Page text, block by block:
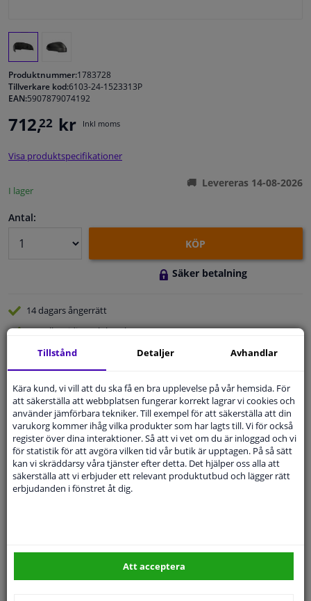
Fönster & Tillbehör
Bilvård & Tillbehör
Sensorer & Elsystem
Produktnummer:1783728
Tillverkare kod:6103-24-1523313P
EAN:5907879074192
712,22 kr Inkl moms
Visa produktspecifikationer
I lager
Levereras 14-08-2026
Antal:
KÖP
Säker betalning
14 dagarsångerrätt
Beställsmidigt och betala tryggt
Leverans inom 4 dagar
ExpertKundservice
Kundservice:Inte Tillgänglig Via Telefon
Ställ din fråga hos våra produktspecialister.
Frågor Och Svar
SÖK
Tillstånd Detaljer Avhandlar
Kära kund, vi vill att du ska få en bra upplevelse på vår hemsida. För
att säkerställa att webbplatsen fungerar korrekt lagrar vi cookies och
använder jämförbara tekniker. Till exempel för att säkerställa att din
varukorg kommer ihåg vilka produkter som har lagts till. Vi för också
register över dina interaktioner. Så att vi vet om du är inloggad och vi
för statistik för att avgöra vilken tid vår butik är upptagen. På så sätt
kan vi skräddarsy våra tjänster efter detta. Det hjälper oss alla att
säkerställa att vi erbjuder ett relevant produktutbud och lägger rätt
erbjudanden i fönstret åt dig.
Att acceptera